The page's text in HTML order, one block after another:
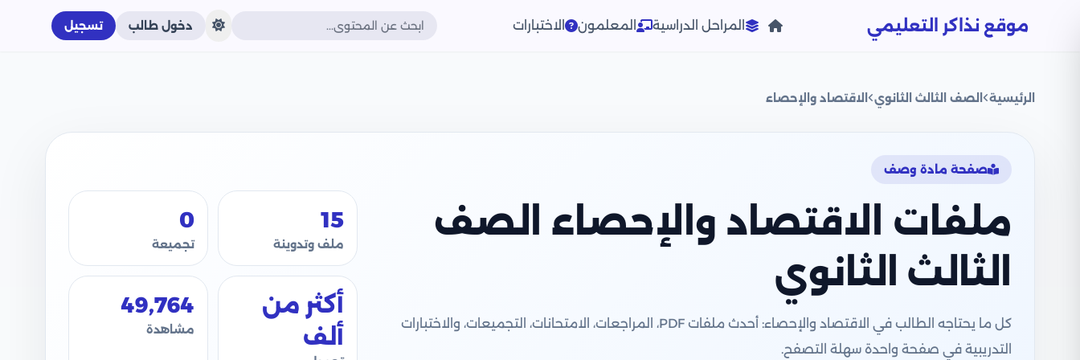
موقع نذاكر التعليمي المراحل الدراسية المعلمون الاختبارات دخول طالب تسجيل
الرئيسية الصف الثالث الثانوي الاقتصاد والإحصاء
صفحة مادة وصف
ملفات الاقتصاد والإحصاء الصف
الثالث الثانوي
كل ما يحتاجه الطالب في الاقتصاد والإحصاء: أحدث ملفات PDF، المراجعات، الامتحانات، التجميعات، والاختبارات
التدريبية في صفحة واحدة سهلة التصفح.
15
ملف وتدوينة
0
تجميعة
أكثر من
ألف
49,764
مشاهدة